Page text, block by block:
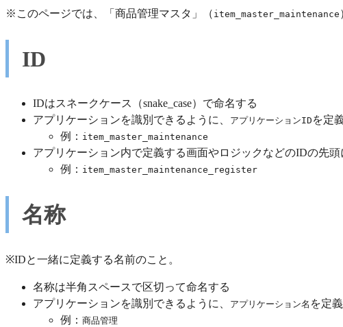
※このページでは、「商品管理マスタ」（ item_master_maintenance
ID
IDはスネークケース（snake_case）で命名する
アプリケーションを識別できるように、
アプリケーションID を定
例： item_master_maintenance
アプリケーション内で定義する画面やロジックなどのIDの先頭
例： item_master_maintenance_register
名称
※IDと一緒に定義する名前のこと。
名称は半角スペースで区切って命名する
アプリケーションを識別できるように、
アプリケーション名 を定
例： 商品管理